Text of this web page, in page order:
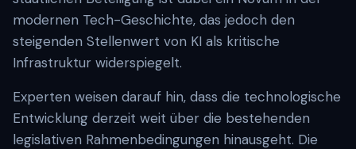
modernen Tech-Geschichte, das jedoch den
steigenden Stellenwert von KI als kritische
Infrastruktur widerspiegelt.
Experten weisen darauf hin, dass die technologische
Entwicklung derzeit weit über die bestehenden
legislativen Rahmenbedingungen hinausgeht. Die